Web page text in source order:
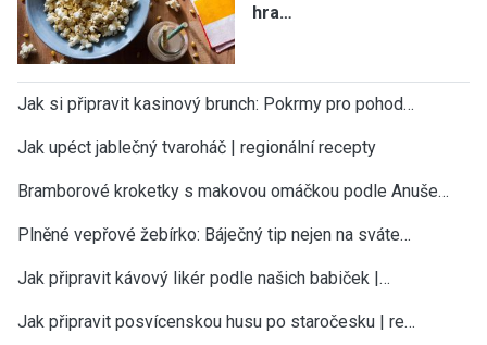
hra…
Jak si připravit kasinový brunch: Pokrmy pro pohod…
Jak upéct jablečný tvaroháč | regionální recepty
Bramborové kroketky s makovou omáčkou podle Anuše…
Plněné vepřové žebírko: Báječný tip nejen na sváte…
Jak připravit kávový likér podle našich babiček |…
Jak připravit posvícenskou husu po staročesku | re…